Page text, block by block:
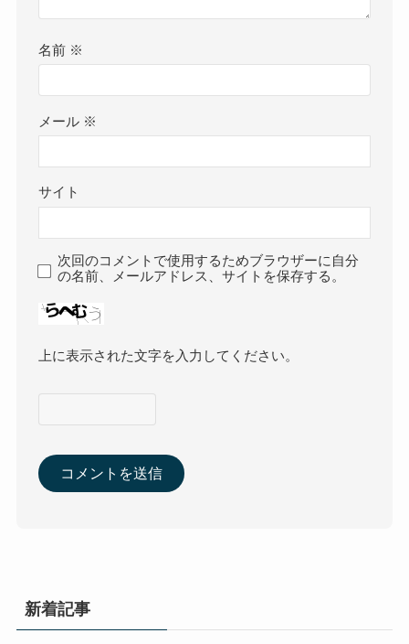
名前 ※
メール ※
サイト
次回のコメントで使用するためブラウザーに自分
の名前、メールアドレス、サイトを保存する。
上に表示された文字を入力してください。
新着記事